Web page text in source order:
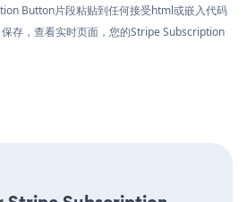
Button片段粘贴到任何接受html或嵌入代码
存，查看实时页面，您的Stripe Subscription